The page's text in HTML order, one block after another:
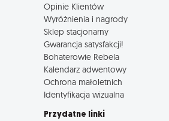
Opinie Klientów
Wyróżnienia i nagrody
Sklep stacjonarny
Gwarancja satysfakcji!
Bohaterowie Rebela
Kalendarz adwentowy
Ochrona małoletnich
Identyfikacja wizualna
Przydatne linki